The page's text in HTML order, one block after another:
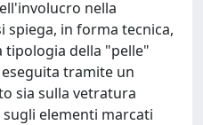
nella
spiega, in forma tecnica,
tipologia della "pelle"
tramite un
sia sulla vetratura
elementi marcati